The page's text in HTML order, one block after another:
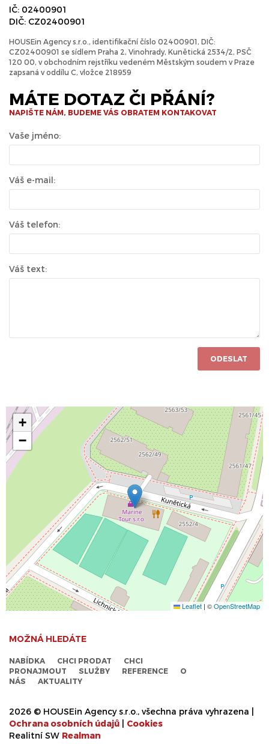
IČ: 02400901
DIČ: CZ02400901
HOUSEin Agency s.r.o., identifikační číslo 02400901, DIČ:
CZ02400901 se sídlem Praha 2, Vinohrady, Kunětická 2534/2, PSČ
120 00, v obchodním rejstříku vedeném Městským soudem v Praze
zapsaná v oddílu C, vložce 218959
MÁTE DOTAZ ČI PŘÁNÍ?
NAPIŠTE NÁM, BUDEME VÁS OBRATEM KONTAKOVAT
Vaše jméno:
Váš e-mail:
Váš telefon:
Váš text:
ODESLAT
+
−
Leaflet | ©OpenStreetMap
MOŽNÁ HLEDÁTE
NABÍDKA CHCI PRODAT
CHCI
PRONAJMOUT
SLUŽBY REFERENCE
O
NÁS
AKTUALITY
2026 © HOUSEin Agency s.r.o., všechna práva vyhrazena |
Ochrana osobních údajů
Cookies
Realitní SW Realman